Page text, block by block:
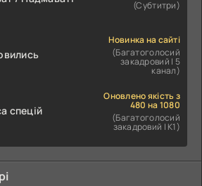
(Субтитри)
Новинка на сайті
(Багатоголосий
закадровий | 5
канал)
спецій
Оновлено якість з
480 на 1080
(Багатоголосий
закадровий | К1)